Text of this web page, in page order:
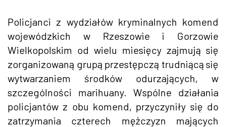
Policjanci z wydziałów kryminalnych komend
wojewódzkich w Rzeszowie i Gorzowie
Wielkopolskim od wielu miesięcy zajmują się
zorganizowaną grupą przestępczą trudniącą się
wytwarzaniem środków odurzających, w
szczególności marihuany. Wspólne działania
policjantów z obu komend, przyczyniły się do
zatrzymania czterech mężczyzn mających